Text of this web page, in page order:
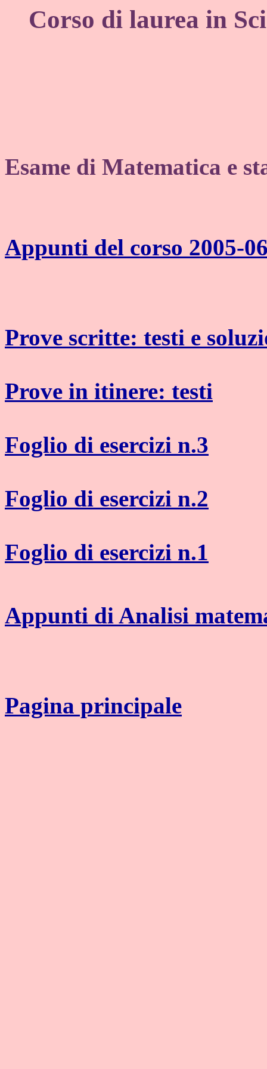
Corso di laurea in
Esame di Matematica e
Appunti del corso 2005-
Prove scritte: testi e
Prove in itinere: testi
Foglio di esercizi n.3
Foglio di esercizi n.2
Foglio di esercizi n.1
Appunti di Analisi
Pagina principale